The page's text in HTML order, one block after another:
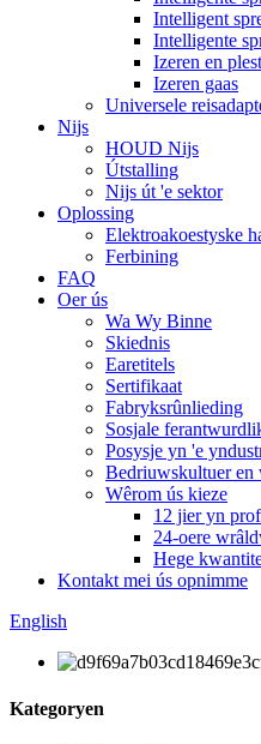
Intelligent
Intelligente
Izeren en
Izeren gaas
Universele
Nijs
HOUD Nijs
Útstalling
Nijs út 'e sektor
Oplossing
Elektroakoestyske
Ferbining
FAQ
Oer ús
Wa Wy Binne
Skiednis
Earetitels
Sertifikaat
Fabryksrûnlieding
Sosjale
Posysje yn 'e
Bedriuwskultuer en
Wêrom ús kieze
12 jier yn
24-oere
Hege
Kontakt mei ús opnimme
English
Kategoryen